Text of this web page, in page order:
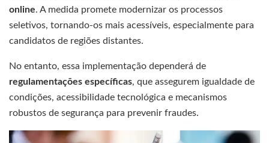
online. A medida promete modernizar os processos
seletivos, tornando-os mais acessíveis, especialmente para
candidatos de regiões distantes.
No entanto, essa implementação dependerá de
regulamentações específicas, que assegurem igualdade de
condições, acessibilidade tecnológica e mecanismos
robustos de segurança para prevenir fraudes.